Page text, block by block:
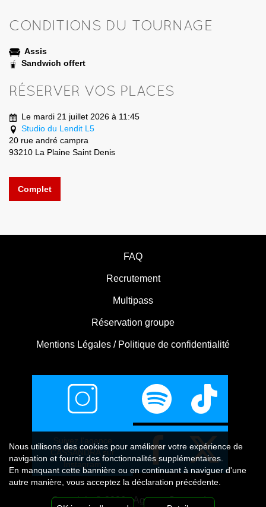
CONDITIONS DU TOURNAGE
Assis
Sandwich offert
RÉSERVER VOS PLACES
Le mardi 21 juillet 2026 à 11:45
Studio du Lendit L5
20 rue andré campra
93210 La Plaine Saint Denis
Complet
FAQ
Recrutement
Multipass
Réservation groupe
Mentions Légales / Politique de confidentialité
Suivez l'agence
CASSANDRA sur
Instagram
Copyright © 2026 - Agence Cassandra
Nous utilisons des cookies pour améliorer votre expérience de
navigation et fournir des fonctionnalités supplémentaires.
En manquant cette bannière ou en continuant à naviguer d'une
autre manière, vous acceptez la déclaration précédente.